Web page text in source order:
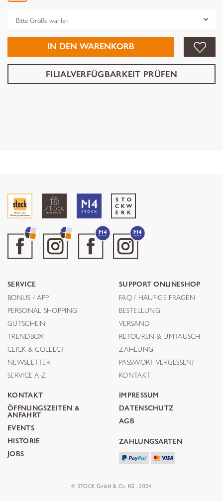
IN DEN WARENKORB
FILIALVERFÜGBARKEIT PRÜFEN
SERVICE
BONUS / APP
PERSONAL SHOPPING
GUTSCHEIN
TRENDBOX
CLICK & COLLECT
NEWSLETTER
SERVICE A-Z
SUPPORT ONLINESHOP
FAQ / HÄUFIGE FRAGEN
BESTELLUNG
VERSAND
RETOUREN & UMTAUSCH
ZAHLUNG
PASSWORT VERGESSEN?
KONTAKT
KONTAKT
ÖFFNUNGSZEITEN &
ANFAHRT
EVENTS
HISTORIE
JOBS
IMPRESSUM
DATENSCHUTZ
AGB
ZAHLUNGSARTEN
© STOCK GmbH & Co. KG . 2024